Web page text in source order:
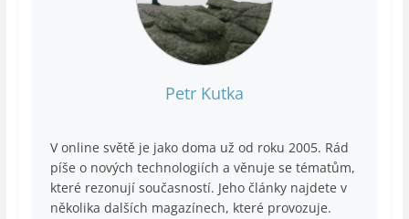
Petr Kutka
V online světě je jako doma už od roku 2005. Rád
píše o nových technologiích a věnuje se tématům,
které rezonují současností. Jeho články najdete v
několika dalších magazínech, které provozuje.